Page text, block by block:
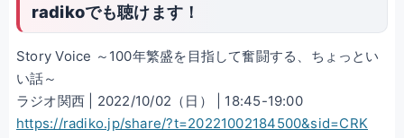
radikoでも聴けます！
Story Voice ～100年繁盛を目指して奮闘する、ちょっとい
い話～
ラジオ関西 | 2022/10/02（日） | 18:45-19:00
https://radiko.jp/share/?t=20221002184500&sid=CRK